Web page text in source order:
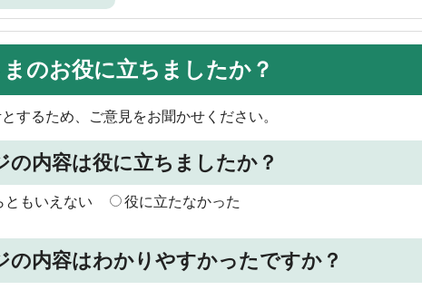
のお役に立ちましたか？
するため、ご意見をお聞かせください。
の内容は役に立ちましたか？
ともいえない 役に立たなかった
の内容はわかりやすかったですか？